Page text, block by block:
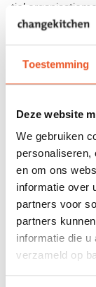
Toestemming
Deze website
We gebruiken
personaliseren,
en om ons
informatie over
partners voor
partners
informatie die u
verzameld op
tie’
zitten de